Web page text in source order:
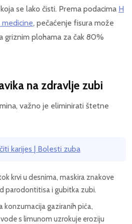
se lako čisti. Prema podacima H
, pečaćenje fisura može
griznim plohama za čak 80%
na zdravlje zubi
važno je eliminirati štetne
karijes | Bolesti zuba
krvi u desnima, maskira znakove
parodontitisa i gubitka zubi.
konzumacija gaziranih pića,
s limunom uzrokuje eroziju